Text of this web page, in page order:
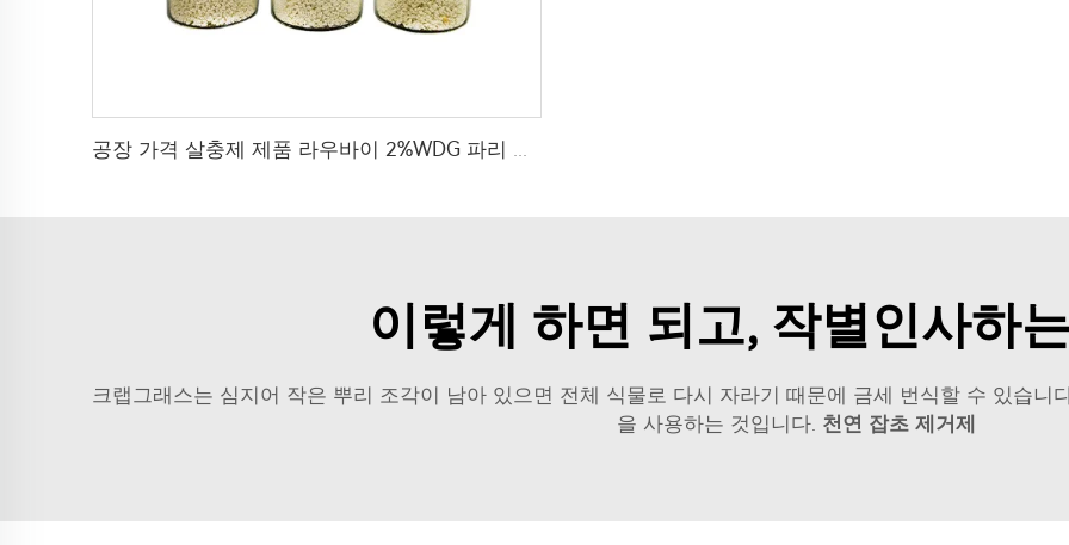
이렇게 하면 되고, 작별인사하
크랩그래스는 심지어 작은 뿌리 조각이 남아 있으면 전체 식물로 다시 자라기 때문에 금세 번식할 수 있습니
을 사용하는 것입니다. 천연 잡초 제거제